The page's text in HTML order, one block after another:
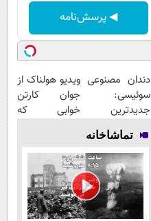
◀ پرسش‌نامه
دندان مصنوعی
سوئیسی:
جدیدترین
فناوری اروپا،
سبک و مقاوم |
پرداخت قسطی
ویدیو هولناک از
جوان کارتن
خوابی که
تماشاخانه